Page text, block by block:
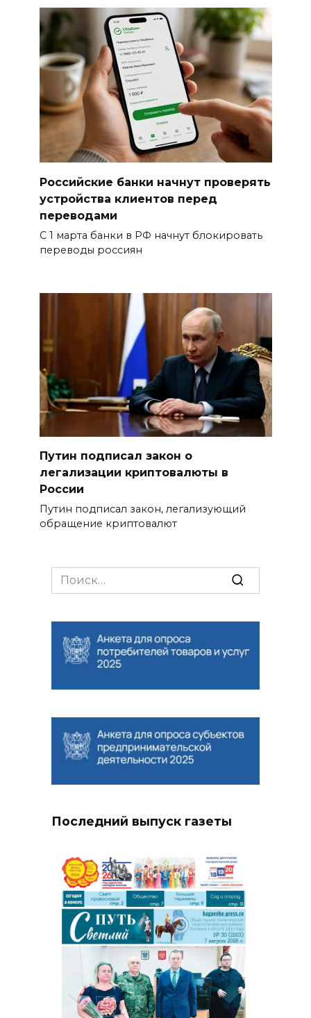
Российские банки начнут проверять
устройства клиентов перед
переводами
С 1 марта банки в РФ начнут блокировать
переводы россиян
Путин подписал закон о
легализации криптовалюты в
России
Путин подписал закон, легализующий
обращение криптовалют
Search
for:
Последний выпуск газеты